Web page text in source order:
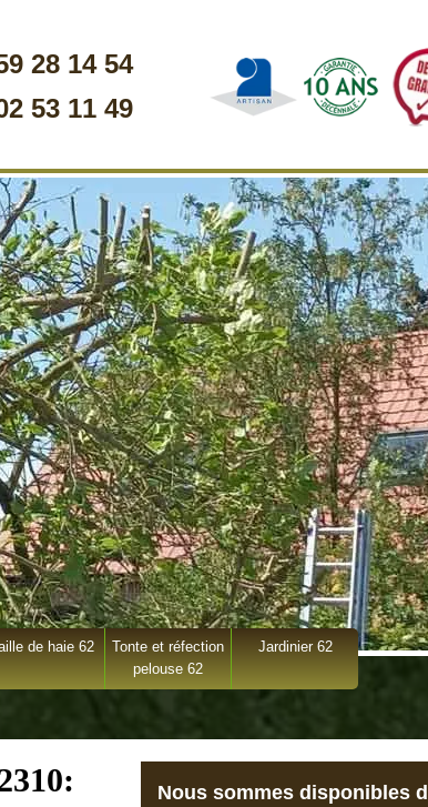
28 14 54
53 11 49
de haie 62
Tonte et réfection
pelouse 62
Jardinier 62
Nous sommes disponibles